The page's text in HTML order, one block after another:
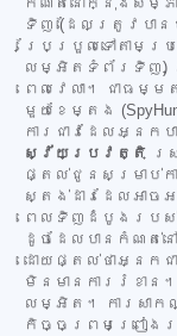
កំណត់នៅក្នុងសម្ភ
ទិញ (ដែលត្រូវបាន
ប្រែប្រួលទៅតាម
លម្អិតទំព័រទិញ) ប្
ពេលវេលា។ ជាធម្ម
មួយខែម្តង
ការជាវដែលអ្ន
ស្វ័យប្រវត្តិ ស្
ផ្តល់ជូនសម្រាប់ក
ស្តង់ដារដែលអាចអ
ពេលទិញដំបូងរបស់
ដូចដែលបានកំណត់
ដោយផ្តល់ថាអ្នកជ
មិនមានការរំខា
លម្អិត។ ការសាក
កិច្ចព្រមព្រៀងរ